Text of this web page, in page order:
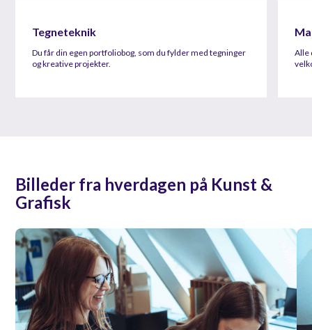
Tegneteknik
Du får din egen portfoliobog, som du fylder med tegninger
og kreative projekter.
Alle
Billeder fra hverdagen på Kunst &
Grafisk